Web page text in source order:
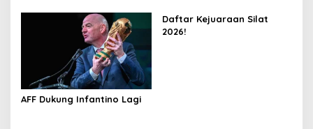
AFF Dukung Infantino Lagi
Daftar Kejuaraan Silat
2026!